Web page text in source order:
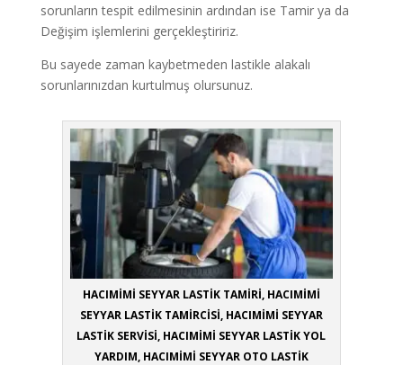
sorunların tespit edilmesinin ardından ise Tamir ya da
Değişim işlemlerini gerçekleştiririz.
Bu sayede zaman kaybetmeden lastikle alakalı
sorunlarınızdan kurtulmuş olursunuz.
HACIMİMİ SEYYAR LASTİK TAMİRİ, HACIMİMİ
SEYYAR LASTİK TAMİRCİSİ, HACIMİMİ SEYYAR
LASTİK SERVİSİ, HACIMİMİ SEYYAR LASTİK YOL
YARDIM, HACIMİMİ SEYYAR OTO LASTİK